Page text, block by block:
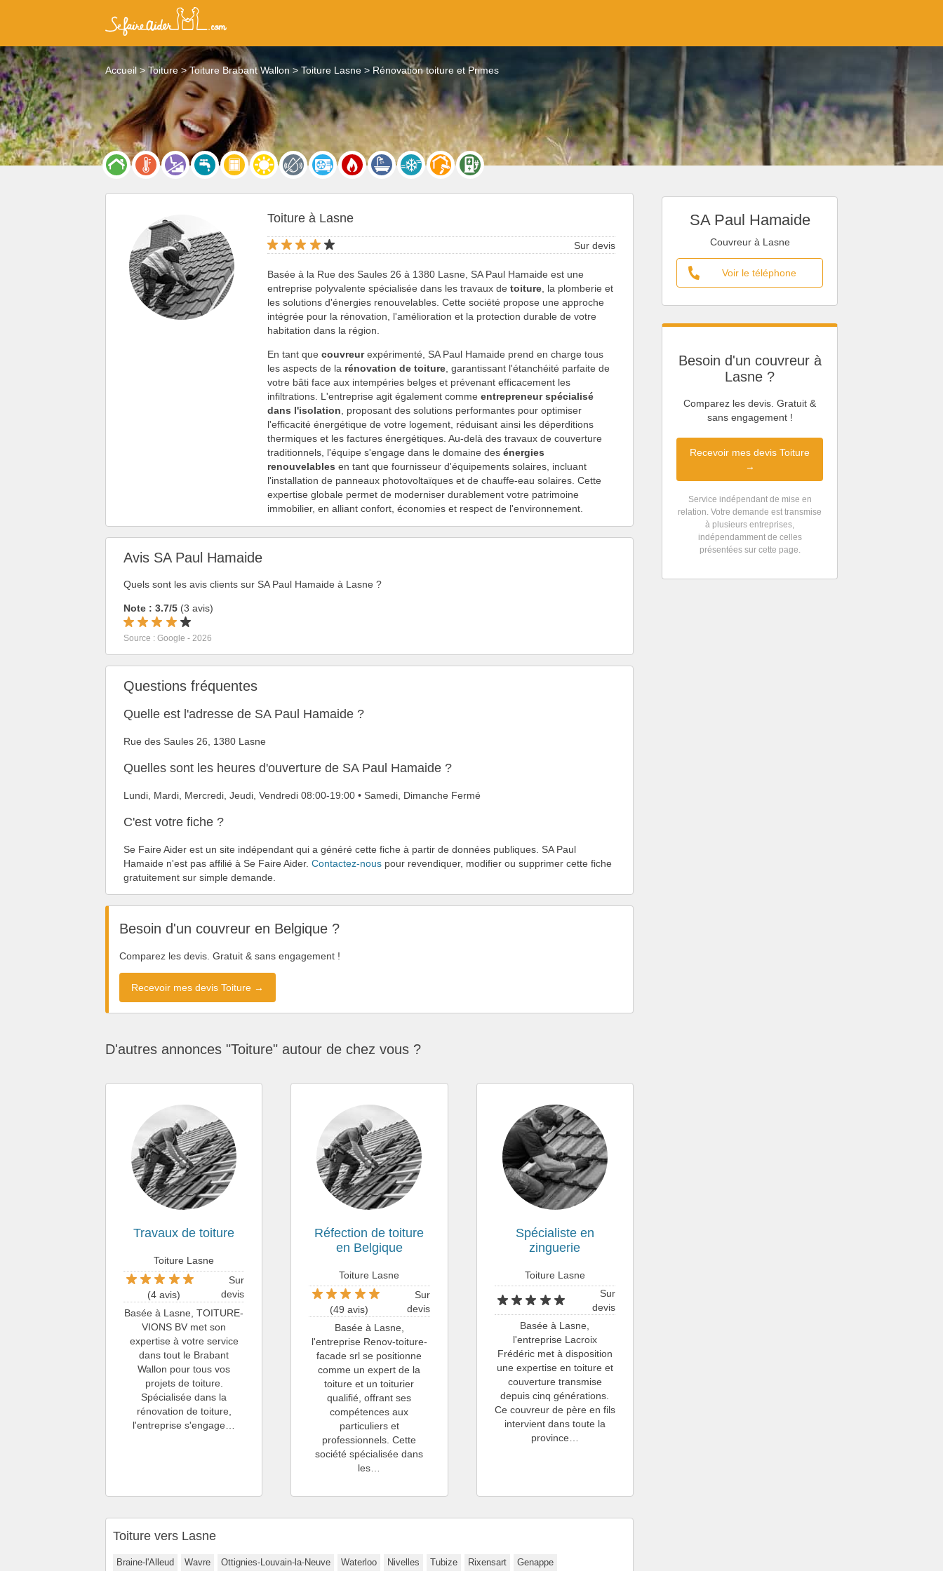
Accueil Toiture Toiture Brabant Wallon Toiture Lasne Rénovation toiture et Primes
SA Paul Hamaide
Couvreur à Lasne
Voir le téléphone
Besoin d'un couvreur à
Lasne ?
Comparez les devis. Gratuit &
sans engagement !
Recevoir mes devis Toiture
→
Service indépendant de mise en
relation. Votre demande est transmise
à plusieurs entreprises,
indépendamment de celles
présentées sur cette page.
Toiture à Lasne
Sur devis
Basée à la Rue des Saules 26 à 1380 Lasne, SA Paul Hamaide est une
entreprise polyvalente spécialisée dans les travaux detoiture , la plomberie et
les solutions d'énergies renouvelables. Cette société propose une approche
intégrée pour la rénovation, l'amélioration et la protection durable de votre
habitation dans la région.
En tant quecouvreurexpérimenté, SA Paul Hamaide prend en charge tous
les aspects de la rénovation de toiture , garantissant l'étanchéité parfaite de
votre bâti face aux intempéries belges et prévenant efficacement les
infiltrations. L'entreprise agit également commeentrepreneur spécialisé
dans l'isolation , proposant des solutions performantes pour optimiser
l'efficacité énergétique de votre logement, réduisant ainsi les déperditions
thermiques et les factures énergétiques. Au-delà des travaux de couverture
traditionnels, l'équipe s'engage dans le domaine desénergies
renouvelables en tant que fournisseur d'équipements solaires, incluant
l'installation de panneaux photovoltaïques et de chauffe-eau solaires. Cette
expertise globale permet de moderniser durablement votre patrimoine
immobilier, en alliant confort, économies et respect de l'environnement.
Avis SA Paul Hamaide
Quels sont les avis clients sur SA Paul Hamaide à Lasne ?
Note : 3.7/5 (3 avis)
Source : Google - 2026
Questions fréquentes
Quelle est l'adresse de SA Paul Hamaide ?
Rue des Saules 26, 1380 Lasne
Quelles sont les heures d'ouverture de SA Paul Hamaide ?
Lundi, Mardi, Mercredi, Jeudi, Vendredi 08:00-19:00 • Samedi, Dimanche Fermé
C'est votre fiche ?
Se Faire Aider est un site indépendant qui a généré cette fiche à partir de données publiques. SA Paul
Hamaide n'est pas affilié à Se Faire Aider. Contactez-nous pour revendiquer, modifier ou supprimer cette fiche
gratuitement sur simple demande.
Besoin d'un couvreur en Belgique ?
Comparez les devis. Gratuit & sans engagement !
Recevoir mes devis Toiture →
D'autres annonces "Toiture" autour de chez vous ?
Travaux de toiture
Toiture Lasne
(4 avis)
Sur
devis
Basée à Lasne, TOITURE-
VIONS BV met son
expertise à votre service
dans tout le Brabant
Wallon pour tous vos
projets de toiture.
Spécialisée dans la
rénovation de toiture,
l'entreprise s'engage…
Réfection de toiture
en Belgique
Toiture Lasne
(49 avis)
Sur
devis
Basée à Lasne,
l'entreprise Renov-toiture-
facade srl se positionne
comme un expert de la
toiture et un toiturier
qualifié, offrant ses
compétences aux
particuliers et
professionnels. Cette
société spécialisée dans
les…
Spécialiste en
zinguerie
Toiture Lasne
Sur
devis
Basée à Lasne,
l'entreprise Lacroix
Frédéric met à disposition
une expertise en toiture et
couverture transmise
depuis cinq générations.
Ce couvreur de père en fils
intervient dans toute la
province…
Toiture vers Lasne
Braine-l'Alleud Wavre Ottignies-Louvain-la-Neuve Waterloo Nivelles Tubize Rixensart
Genappe